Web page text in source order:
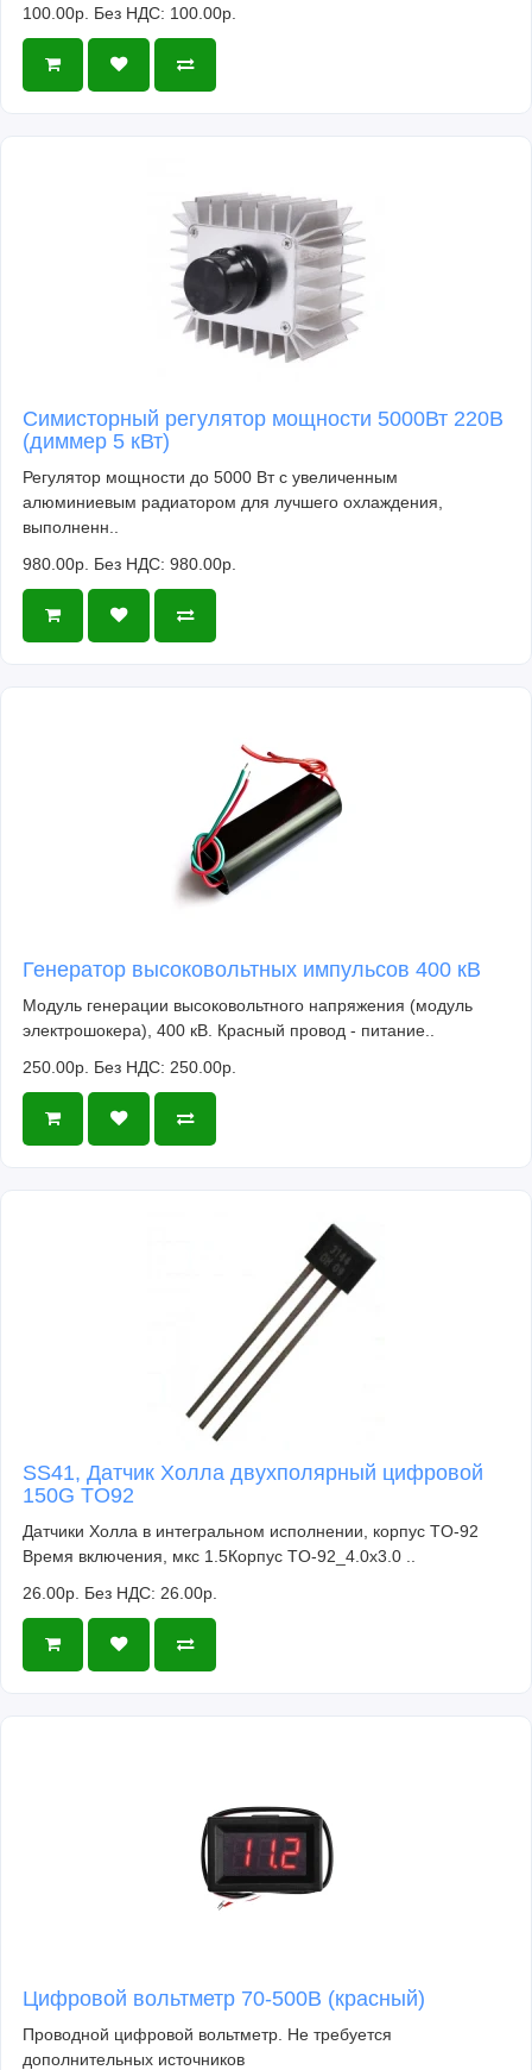
100.00р. Без НДС: 100.00р.
Симисторный регулятор мощности 5000Вт 220В
(диммер 5 кВт)
Регулятор мощности до 5000 Вт с увеличенным
алюминиевым радиатором для лучшего охлаждения,
выполненн..
980.00р. Без НДС: 980.00р.
Генератор высоковольтных импульсов 400 кВ
Модуль генерации высоковольтного напряжения (модуль
электрошокера), 400 кВ. Красный провод - питание..
250.00р. Без НДС: 250.00р.
SS41, Датчик Холла двухполярный цифровой
150G TO92
Датчики Холла в интегральном исполнении, корпус TO-92
Время включения, мкс 1.5Корпус TO-92_4.0x3.0 ..
26.00р. Без НДС: 26.00р.
Цифровой вольтметр 70-500В (красный)
Проводной цифровой вольтметр. Не требуется
дополнительных источников